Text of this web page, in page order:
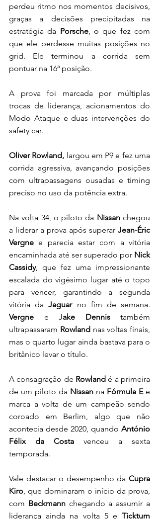
perdeu ritmo nos momentos decisivos,
graças a decisões precipitadas na
estratégia da Porsche, o que fez com
que ele perdesse muitas posições no
grid. Ele terminou a corrida sem
pontuar na 16ª posição.
A prova foi marcada por múltiplas
trocas de liderança, acionamentos do
Modo Ataque e duas intervenções do
safety car.
Oliver Rowland, largou em P9 e fez uma
corrida agressiva, avançando posições
com ultrapassagens ousadas e timing
preciso no uso da potência extra.
Na volta 34, o piloto da Nissan chegou
a liderar a prova após superar Jean-Éric
Vergne e parecia estar com a vitória
encaminhada até ser superado por Nick
Cassidy, que fez uma impressionante
escalada do vigésimo lugar até o topo
para vencer, garantindo a segunda
vitória da Jaguar no fim de semana.
Vergne e Jake Dennis também
ultrapassaram Rowland nas voltas finais,
mas o quarto lugar ainda bastava para o
britânico levar o título.
A consagração de Rowland é a primeira
de um piloto da Nissan na Fórmula E e
marca a volta de um campeão sendo
coroado em Berlim, algo que não
acontecia desde 2020, quando António
Félix da Costa venceu a sexta
temporada.
Vale destacar o desempenho da Cupra
Kiro, que dominaram o início da prova,
com Beckmann chegando a assumir a
liderança ainda na volta 5 e Ticktum